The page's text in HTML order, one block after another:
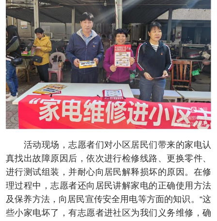
活动现场，志愿者们对小区居民们带来的家电认
真找出故障原因后，依次进行检修线路、更换零件、
进行测试组装，并耐心向居民解释损坏的原因。在修
理过程中，志愿者还向居民讲解家电的正确使用方法
及保养方法，向居民宣传安全用电等方面的知识。“这
些小家电坏了，有志愿者进社区为我们义务维修，确